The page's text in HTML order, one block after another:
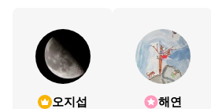
오지섭 해연